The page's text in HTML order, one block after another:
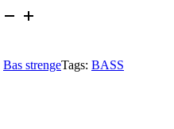
Bas strengeTags: BASS